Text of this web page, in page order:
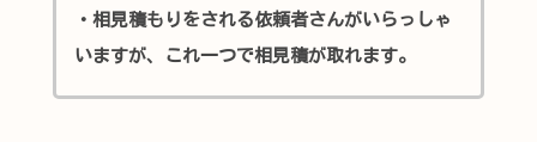
・相見積もりをされる依頼者さんがいらっしゃ
いますが、これ一つで相見積が取れます。